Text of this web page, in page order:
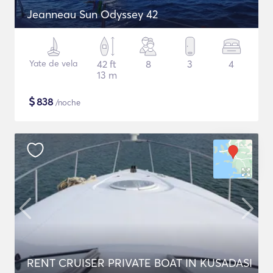
Jeanneau Sun Odyssey 42
Yate de vela
42 ft
13 m
8 3 4
$838 /noche
RENT CRUISER PRIVATE BOAT IN KUSADASI